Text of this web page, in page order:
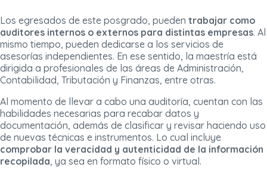
Los egresados de este posgrado, pueden trabajar como
auditores internos o externos para distintas empresas. Al
mismo tiempo, pueden dedicarse a los servicios de
asesorías independientes. En ese sentido, la maestría está
dirigida a profesionales de las áreas de Administración,
Contabilidad, Tributación y Finanzas, entre otras.
Al momento de llevar a cabo una auditoría, cuentan con las
habilidades necesarias para recabar datos y
documentación, además de clasificar y revisar haciendo uso
de nuevas técnicas e instrumentos. Lo cual incluye
comprobar la veracidad y autenticidad de la información
recopilada, ya sea en formato físico o virtual.